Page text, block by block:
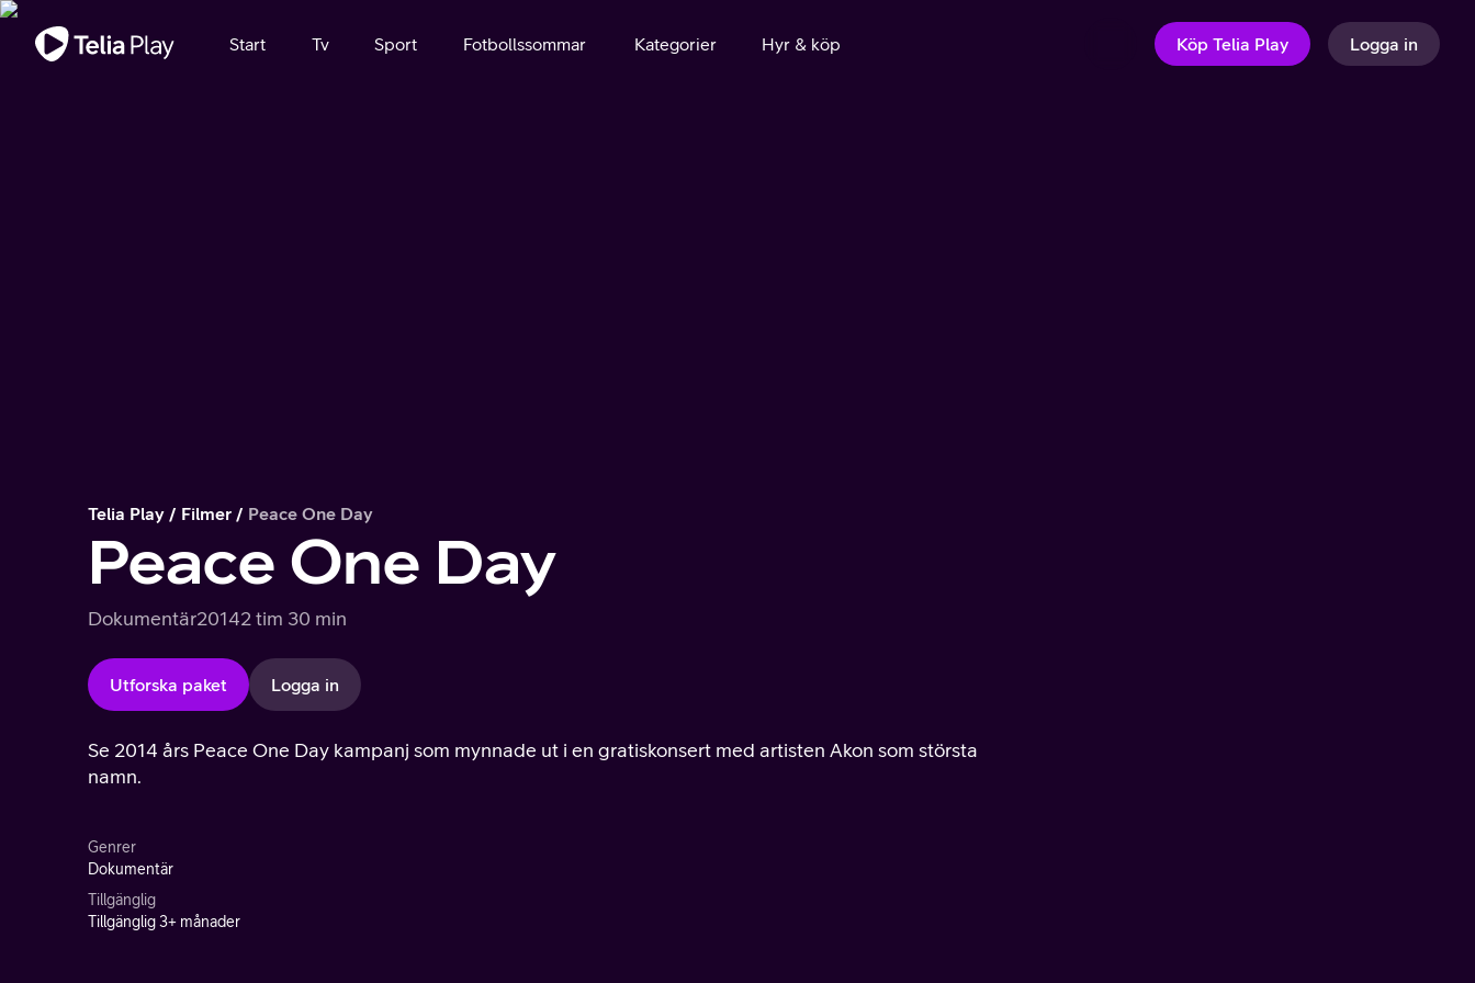
Viktigt meddelande
Start Tv Sport Fotbollssommar Kategorier Hyr & köp Köp Telia Play Logga in
Telia Play Filmer Peace One Day
Peace One Day
Dokumentär20142 tim 30 min
Utforska paket Logga in
Se 2014 års Peace One Day kampanj som mynnade ut i en gratiskonsert med artisten Akon som största
namn.
Genrer
Dokumentär
Tillgänglig
Tillgänglig 3+ månader